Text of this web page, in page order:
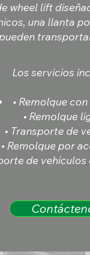
Los servicios
• Remolque
• Remolque
• Transporte de
• Remolque por
de
wheel lift
una llanta